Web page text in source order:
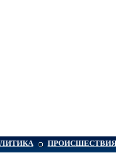
ПРОИСШЕСТВИЯ